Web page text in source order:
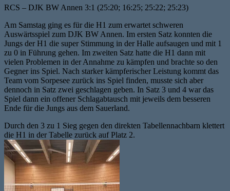
RCS – DJK BW Annen 3:1 (25:20; 16:25; 25:22; 25:23)
Am Samstag ging es für die H1 zum erwartet schweren
Auswärtsspiel zum DJK BW Annen. Im ersten Satz konnten die
Jungs der H1 die super Stimmung in der Halle aufsaugen und mit 1
zu 0 in Führung gehen. Im zweiten Satz hatte die H1 dann mit
vielen Problemen in der Annahme zu kämpfen und brachte so den
Gegner ins Spiel. Nach starker kämpferischer Leistung kommt das
Team vom Sorpesee zurück ins Spiel finden, musste sich aber
dennoch in Satz zwei geschlagen geben. In Satz 3 und 4 war das
Spiel dann ein offener Schlagabtausch mit jeweils dem besseren
Ende für die Jungs aus dem Sauerland.
Durch den 3 zu 1 Sieg gegen den direkten Tabellennachbarn klettert
die H1 in der Tabelle zurück auf Platz 2.